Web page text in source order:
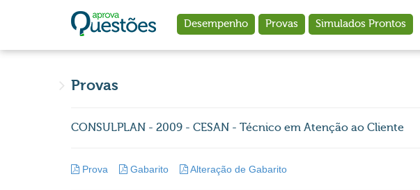
Desempenho Provas Simulados Prontos
Provas
CONSULPLAN - 2009 - CESAN - Técnico em Atenção ao Cliente
Prova Gabarito Alteração de Gabarito